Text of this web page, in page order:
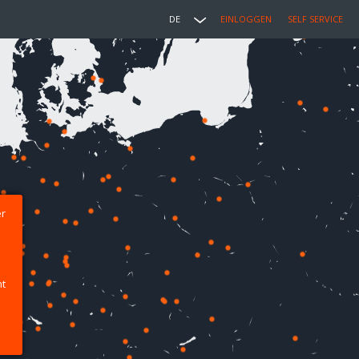
DE EINLOGGEN SELF SERVICE